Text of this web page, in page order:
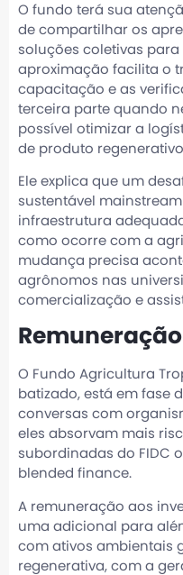
O fundo terá sua
de compartilhar os
soluções coletivas para
aproximação facilita o
capacitação e as
terceira parte quando
possível otimizar a
de produto
Ele explica que um
sustentável
infraestrutura
como ocorre com a
mudança precisa
agrônomos nas
comercialização e
Remuneração
O Fundo Agricultura
batizado, está em fase
conversas com
eles absorvam mais
subordinadas do FIDC
blended finance.
A remuneração aos
uma adicional para
com ativos ambientais
regenerativa, com a